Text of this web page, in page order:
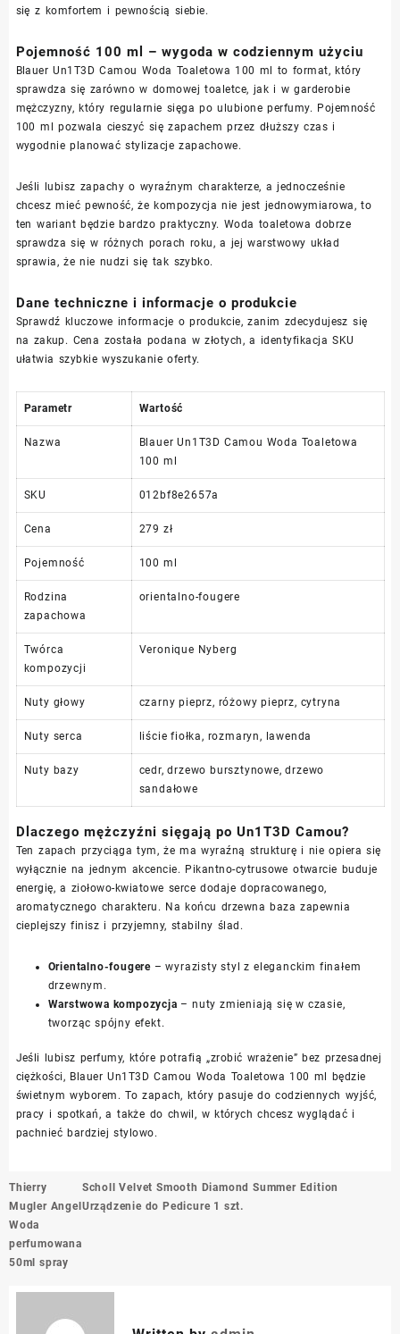
się z komfortem i pewnością siebie.
Pojemność 100 ml – wygoda w codziennym użyciu
Blauer Un1T3D Camou Woda Toaletowa 100 ml to format, który
sprawdza się zarówno w domowej toaletce, jak i w garderobie
mężczyzny, który regularnie sięga po ulubione perfumy. Pojemność
100 ml pozwala cieszyć się zapachem przez dłuższy czas i
wygodnie planować stylizacje zapachowe.
Jeśli lubisz zapachy o wyraźnym charakterze, a jednocześnie
chcesz mieć pewność, że kompozycja nie jest jednowymiarowa, to
ten wariant będzie bardzo praktyczny. Woda toaletowa dobrze
sprawdza się w różnych porach roku, a jej warstwowy układ
sprawia, że nie nudzi się tak szybko.
Dane techniczne i informacje o produkcie
Sprawdź kluczowe informacje o produkcie, zanim zdecydujesz się
na zakup. Cena została podana w złotych, a identyfikacja SKU
ułatwia szybkie wyszukanie oferty.
Parametr Wartość
Nazwa
Blauer Un1T3D Camou Woda Toaletowa
100 ml
SKU 012bf8e2657a
Cena 279 zł
Pojemność 100 ml
Rodzina
zapachowa
orientalno-fougere
Twórca
kompozycji
Veronique Nyberg
Nuty głowy czarny pieprz, różowy pieprz, cytryna
Nuty serca liście fiołka, rozmaryn, lawenda
Nuty bazy
cedr, drzewo bursztynowe, drzewo
sandałowe
Dlaczego mężczyźni sięgają po Un1T3D Camou?
Ten zapach przyciąga tym, że ma wyraźną strukturę i nie opiera się
wyłącznie na jednym akcencie. Pikantno-cytrusowe otwarcie buduje
energię, a ziołowo-kwiatowe serce dodaje dopracowanego,
aromatycznego charakteru. Na końcu drzewna baza zapewnia
cieplejszy finisz i przyjemny, stabilny ślad.
Orientalno-fougere– wyrazisty styl z eleganckim finałem
drzewnym.
Warstwowa kompozycja – nuty zmieniają się w czasie,
tworząc spójny efekt.
Jeśli lubisz perfumy, które potrafią „zrobić wrażenie” bez przesadnej
ciężkości, Blauer Un1T3D Camou Woda Toaletowa 100 ml będzie
świetnym wyborem. To zapach, który pasuje do codziennych wyjść,
pracy i spotkań, a także do chwil, w których chcesz wyglądać i
pachnieć bardziej stylowo.
Nawigacja
wpisu
Thierry
Mugler Angel
Woda
perfumowana
50ml spray
Scholl Velvet Smooth Diamond Summer Edition
Urządzenie do Pedicure 1 szt.